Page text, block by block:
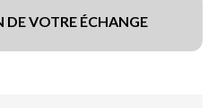
DE VOTRE ÉCHANGE